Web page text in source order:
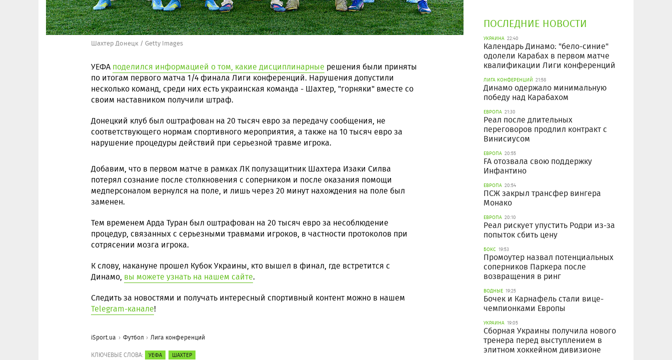
Шахтер Донецк / Getty Images
УЕФА поделился информацией о том, какие дисциплинарные решения были приняты
по итогам первого матча 1/4 финала Лиги конференций. Нарушения допустили
несколько команд, среди них есть украинская команда - Шахтер, "горняки" вместе со
своим наставником получили штраф.
Донецкий клуб был оштрафован на 20 тысяч евро за передачу сообщения, не
соответствующего нормам спортивного мероприятия, а также на 10 тысяч евро за
нарушение процедуры действий при серьезной травме игрока.
Добавим, что в первом матче в рамках ЛК полузащитник Шахтера Изаки Силва
потерял сознание после столкновения с соперником и после оказания помощи
медперсоналом вернулся на поле, и лишь через 20 минут нахождения на поле был
заменен.
Тем временем Арда Туран был оштрафован на 20 тысяч евро за несоблюдение
процедур, связанных с серьезными травмами игроков, в частности протоколов при
сотрясении мозга игрока.
К слову, накануне прошел Кубок Украины, кто вышел в финал, где встретится с
Динамо, вы можете узнать на нашем сайте.
Следить за новостями и получать интересный спортивный контент можно в нашем
Telegram-канале!
iSport.ua Футбол Лига конференций
КЛЮЧЕВЫЕ СЛОВА: УЕФА ШАХТЕР
ПОСЛЕДНИЕ НОВОСТИ
УКРАИНА 22:40
Календарь Динамо: "бело-синие"
одолели Карабах в первом матче
квалификации Лиги конференций
ЛИГА КОНФЕРЕНЦИЙ 21:58
Динамо одержало минимальную
победу над Карабахом
ЕВРОПА 21:30
Реал после длительных
переговоров продлил контракт с
Винисиусом
ЕВРОПА 20:55
FA отозвала свою поддержку
Инфантино
ЕВРОПА 20:54
ПСЖ закрыл трансфер вингера
Монако
ЕВРОПА 20:10
Реал рискует упустить Родри из-за
попыток сбить цену
БОКС 19:53
Промоутер назвал потенциальных
соперников Паркера после
возвращения в ринг
ВОДНЫЕ 19:25
Бочек и Карнафель стали вице-
чемпионками Европы
УКРАИНА 19:05
Сборная Украины получила нового
тренера перед выступлением в
элитном хоккейном дивизионе